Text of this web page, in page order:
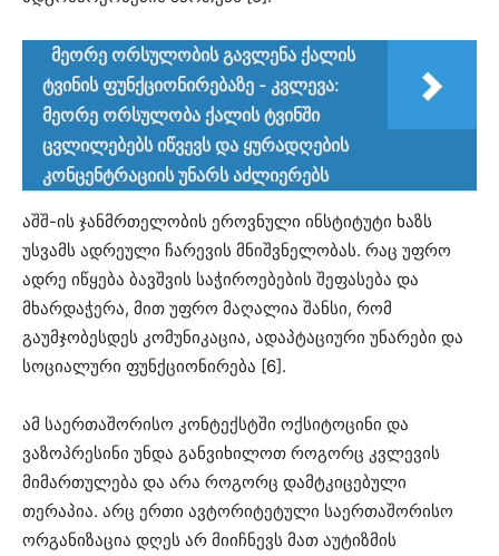
მეორე ორსულობის გავლენა ქალის
ტვინის ფუნქციონირებაზე - კვლევა:
მეორე ორსულობა ქალის ტვინში
ცვლილებებს იწვევს და ყურადღების
კონცენტრაციის უნარს აძლიერებს
აშშ-ის ჯანმრთელობის ეროვნული ინსტიტუტი ხაზს
უსვამს ადრეული ჩარევის მნიშვნელობას. რაც უფრო
ადრე იწყება ბავშვის საჭიროებების შეფასება და
მხარდაჭერა, მით უფრო მაღალია შანსი, რომ
გაუმჯობესდეს კომუნიკაცია, ადაპტაციური უნარები და
სოციალური ფუნქციონირება [6].
ამ საერთაშორისო კონტექსტში ოქსიტოცინი და
ვაზოპრესინი უნდა განვიხილოთ როგორც კვლევის
მიმართულება და არა როგორც დამტკიცებული
თერაპია. არც ერთი ავტორიტეტული საერთაშორისო
ორგანიზაცია დღეს არ მიიჩნევს მათ აუტიზმის